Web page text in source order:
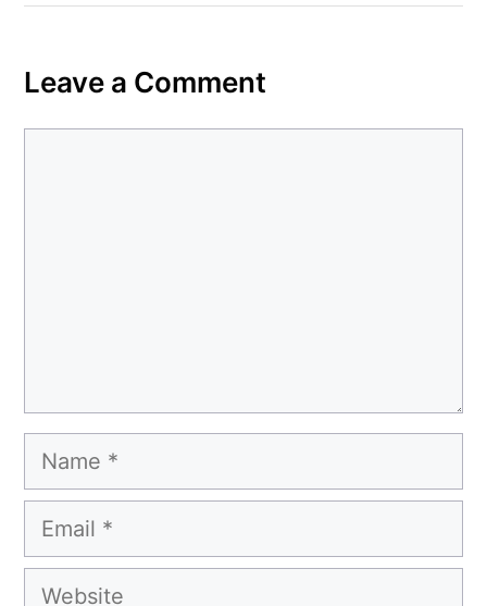
Leave a Comment
Name
Email
Website